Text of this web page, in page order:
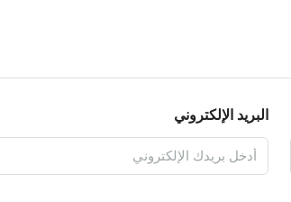
البريد الإلكتروني